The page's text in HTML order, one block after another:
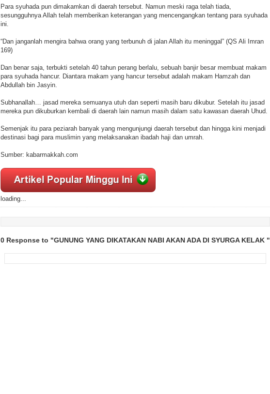
Para syuhada pun dimakamkan di daerah tersebut. Namun meski raga telah tiada,
sesungguhnya Allah telah memberikan keterangan yang mencengangkan tentang para syuhada
ini.
“Dan janganlah mengira bahwa orang yang terbunuh di jalan Allah itu meninggal” (QS Ali Imran
169)
Dan benar saja, terbukti setelah 40 tahun perang berlalu, sebuah banjir besar membuat makam
para syuhada hancur. Diantara makam yang hancur tersebut adalah makam Hamzah dan
Abdullah bin Jasyin.
Subhanallah… jasad mereka semuanya utuh dan seperti masih baru dikubur. Setelah itu jasad
mereka pun dikuburkan kembali di daerah lain namun masih dalam satu kawasan daerah Uhud.
Semenjak itu para peziarah banyak yang mengunjungi daerah tersebut dan hingga kini menjadi
destinasi bagi para muslimin yang melaksanakan ibadah haji dan umrah.
Sumber: kabarmakkah.com
loading...
0 Response to "GUNUNG YANG DIKATAKAN NABI AKAN ADA DI SYURGA KELAK "